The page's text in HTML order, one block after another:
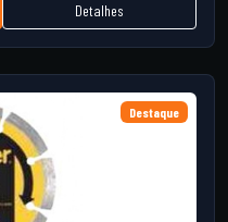
Detalhes
Destaque